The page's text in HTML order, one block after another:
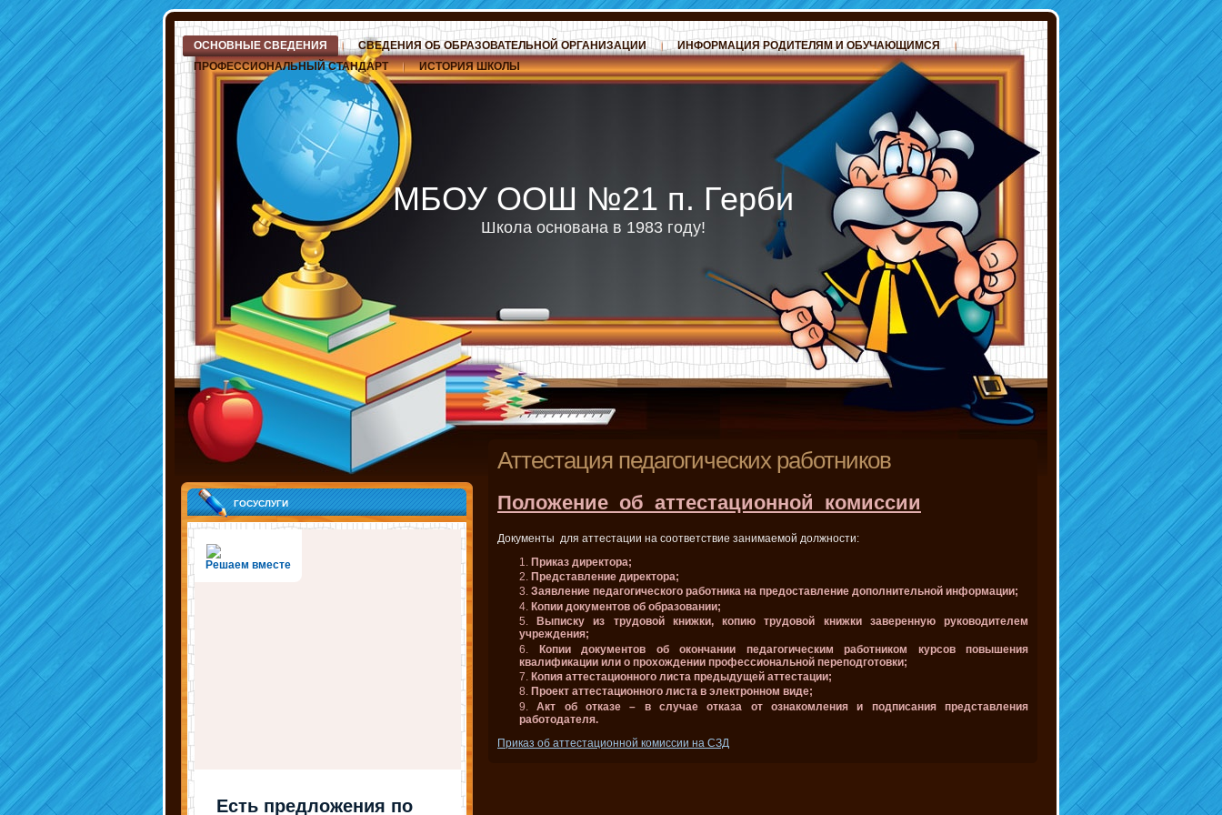
ОСНОВНЫЕ СВЕДЕНИЯ СВЕДЕНИЯ ОБ ОБРАЗОВАТЕЛЬНОЙ ОРГАНИЗАЦИИ
ИНФОРМАЦИЯ РОДИТЕЛЯМ И ОБУЧАЮЩИМСЯ
ПРОФЕССИОНАЛЬНЫЙ СТАНДАРТ
ИСТОРИЯ ШКОЛЫ
МБОУ ООШ №21 п. Герби
Школа основана в 1983 году!
госуслуги
Решаем вместе
Есть предложения по
Аттестация педагогических работников
Положение_об_аттестационной_комиссии
Документы для аттестации на соответствие занимаемой должности:
Приказ директора;
Представление директора;
Заявление педагогического работника на предоставление дополнительной информации;
Копии документов об образовании;
Выписку из трудовой книжки, копию трудовой книжки заверенную руководителем
учреждения;
Копии документов об окончании педагогическим работником курсов повышения
квалификации или о прохождении профессиональной переподготовки;
Копия аттестационного листа предыдущей аттестации;
Проект аттестационного листа в электронном виде;
Акт об отказе – в случае отказа от ознакомления и подписания представления
работодателя.
Приказ об аттестационной комиссии на СЗД